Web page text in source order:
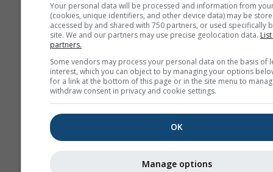
Your personal data will be processed and information from
(cookies, unique identifiers, and other device data) may be
accessed by and shared with 750 partners, or used specifically
site. We and our partners may use precise geolocation data.
partners.
Some vendors may process your personal data on the basis of
interest, which you can object to by managing your options
for a link at the bottom of this page or in the site menu to
withdraw consent in privacy and cookie settings.
OK
Manage options